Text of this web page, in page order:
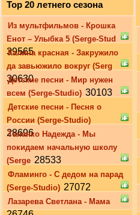
Top 20 летнего сезона
Из мультфильмов - Крошка
Енот – Улыбка 5 (Serge-Stud
39565
Калина красная - Закружило
да завьюжило вокруг (Serg
30630
Детские песни - Мир нужен
всем (Serge-Studio) 30103
Детские песни - Песня о
России (Serge-Studio)
28696
Тананко Надежда - Мы
покидаем начальную школу
(Serge 28533
Фламинго - С дедом на парад
(Serge-Studio) 27072
Лазарева Светлана - Мама